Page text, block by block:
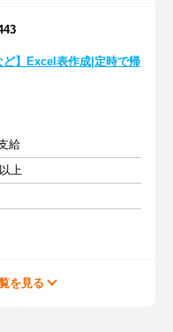
ど】Excel表作成|定時で帰
給
上
を見る